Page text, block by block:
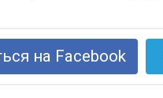
на Facebook